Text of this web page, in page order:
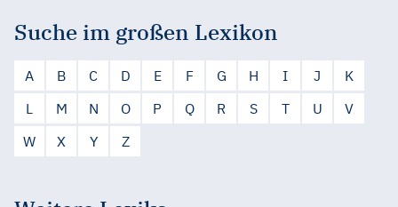
Suche im großen Lexikon
A B C D E F G H I J
K
L
M N O P Q R S T U
V
W
X Y Z